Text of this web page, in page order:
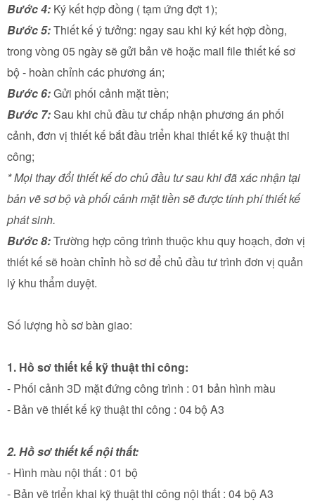
Bước 4: Ký kết hợp đồng ( tạm ứng đợt 1);
Bước 5:Thiết kế ý tưởng: ngay sau khi ký kết hợp đồng,
trong vòng 05 ngày sẽ gửi bản vẽ hoặc mail file thiết kế sơ
bộ - hoàn chỉnh các phương án;
Bước 6:Gửi phối cảnh mặt tiền;
Bước 7: Sau khi chủ đầu tư chấp nhận phương án phối
cảnh, đơn vị thiết kế bắt đầu triển khai thiết kế kỹ thuật thi
công;
* Mọi thay đổi thiết kế do chủ đầu tư sau khi đã xác nhận tại
bản vẽ sơ bộ và phối cảnh mặt tiền sẽ được tính phí thiết kế
phát sinh.
Bước 8:Trường hợp công trình thuộc khu quy hoạch, đơn vị
thiết kế sẽ hoàn chỉnh hồ sơ để chủ đầu tư trình đơn vị quản
lý khu thẩm duyệt.
Số lượng hồ sơ bàn giao:
1. Hồ sơ thiết kế kỹ thuật thi công:
- Phối cảnh 3D mặt đứng công trình : 01 bản hình màu
- Bản vẽ thiết kế kỹ thuật thi công : 04 bộ A3
2. Hồ sơ thiết kế nội thất:
- Hình màu nội thất : 01 bộ
- Bản vẽ triển khai kỹ thuật thi công nội thất : 04 bộ A3